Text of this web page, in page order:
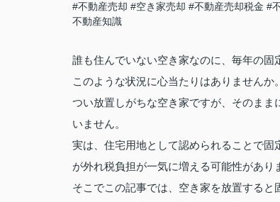
#不動産売却 #空き家売却 #不動産売却税金 #
不動産知識
誰も住んでいない空き家なのに、毎年の固
このような状況に心当たりはありませんか。
つい放置しがちな空き家ですが、そのま
いません。
実は、住宅用地として認められることで
が外れ税負担が一気に増える可能性があり
そこでこの記事では、空き家を放置する